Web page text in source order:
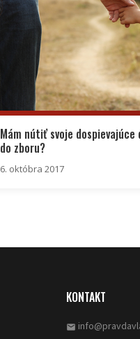
Mám nútiť svoje
do zboru?
6. októbra 2017
KONTAKT
email